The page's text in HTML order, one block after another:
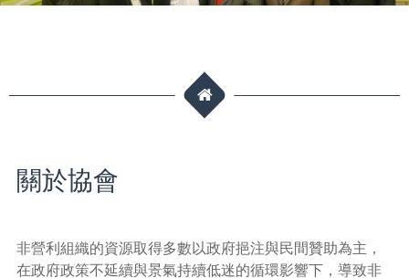
關於協會
非營利組織的資源取得多數以政府挹注與民間贊助為主，
在政府政策不延續與景氣持續低迷的循環影響下，導致非